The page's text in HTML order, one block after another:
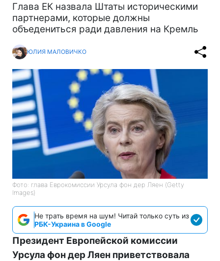
Глава ЕК назвала Штаты историческими
партнерами, которые должны
объедениться ради давления на Кремль
ЮЛИЯ МАЛОВИЧКО
Фото: глава Еврокомиссии Урсула фон дер Ляен (Getty
Images)
Не трать время на шум! Читай только суть из
РБК-Украина в Google
Президент Европейской комиссии
Урсула фон дер Ляен приветствовала